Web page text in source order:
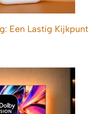
Een Lastig Kijkpunt